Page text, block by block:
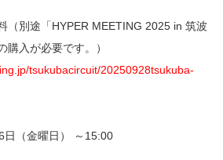
（別途「HYPER MEETING 2025 in 筑波
購入が必要です。）
tsukubacircuit/20250928tsukuba-
日（金曜日） ～15:00